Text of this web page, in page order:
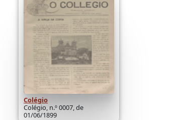
Colégio
Colégio, n.º 0007, de
01/06/1899